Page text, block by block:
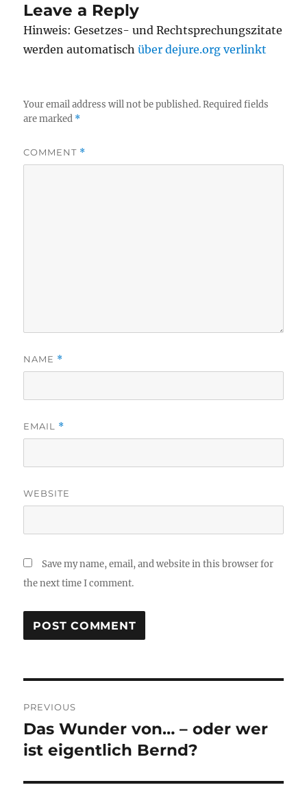
Leave a Reply
Hinweis: Gesetzes- und Rechtsprechungszitate
werden automatischüber dejure.org verlinkt
Your email address will not be published. Required fields
are marked *
COMMENT *
NAME *
EMAIL *
WEBSITE
Save my name, email, and website in this browser for
the next time I comment.
navigation
PREVIOUS
Previous
post:
Das Wunder von… – oder wer
ist eigentlich Bernd?